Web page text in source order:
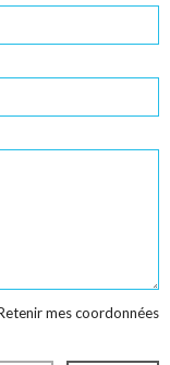
mes coordonnées